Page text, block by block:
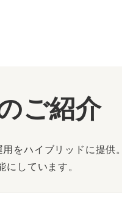
ご紹介
をハイブリッドに提供。
しています。